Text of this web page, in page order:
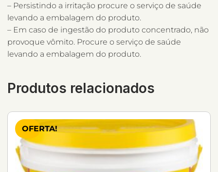
– Persistindo a irritação procure o serviço de saúde
levando a embalagem do produto.
– Em caso de ingestão do produto concentrado, não
provoque vômito. Procure o serviço de saúde
levando a embalagem do produto.
Produtos relacionados
OFERTA!